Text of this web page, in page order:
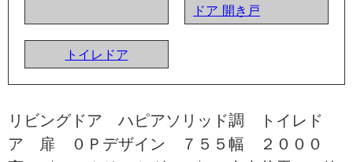
ドア 開き戸
トイレドア
リビングドア ハピアソリッド調 トイレド
ア 扉 ０Ｐデザイン ７５５幅 ２０００